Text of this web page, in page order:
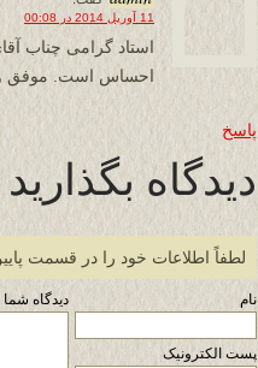
11 آوریل 2014 در 00:08
استاد گرامی چناب
احساس است. موفق و
پاسخ
دیدگاه بگذارید
لطفاً اطلاعات خود را در قسمت
نام
پست الکترونیک
دیدگاه شما